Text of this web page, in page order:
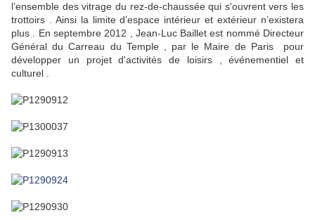
l’ensemble des vitrage du rez-de-chaussée qui s'ouvrent vers les
trottoirs . Ainsi la limite d’espace intérieur et extérieur n’existera
plus . En septembre 2012 , Jean-Luc Baillet est nommé Directeur
Général du Carreau du Temple , par le Maire de Paris pour
développer un projet d'activités de loisirs , événementiel et
culturel .